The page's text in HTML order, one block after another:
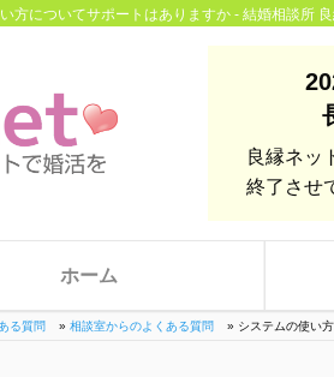
方についてサポートはありますか - 結婚相談所
良縁ネッ
終了させ
ホーム
る質問 » 相談室からのよくある質問 » システムの使い